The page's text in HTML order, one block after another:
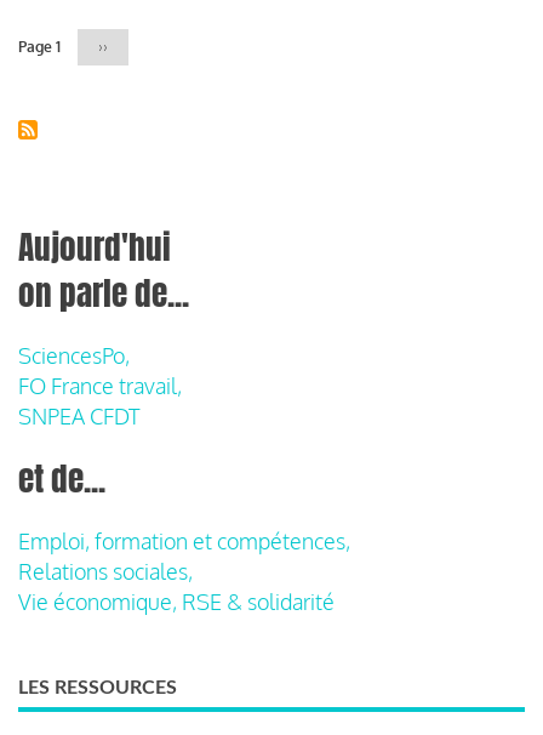
Page 1
Page
››
Aujourd'hui
on parle de...
SciencesPo,
FO France travail,
SNPEA CFDT
et de...
Emploi, formation et compétences,
Relations sociales,
Vie économique, RSE & solidarité
LES RESSOURCES